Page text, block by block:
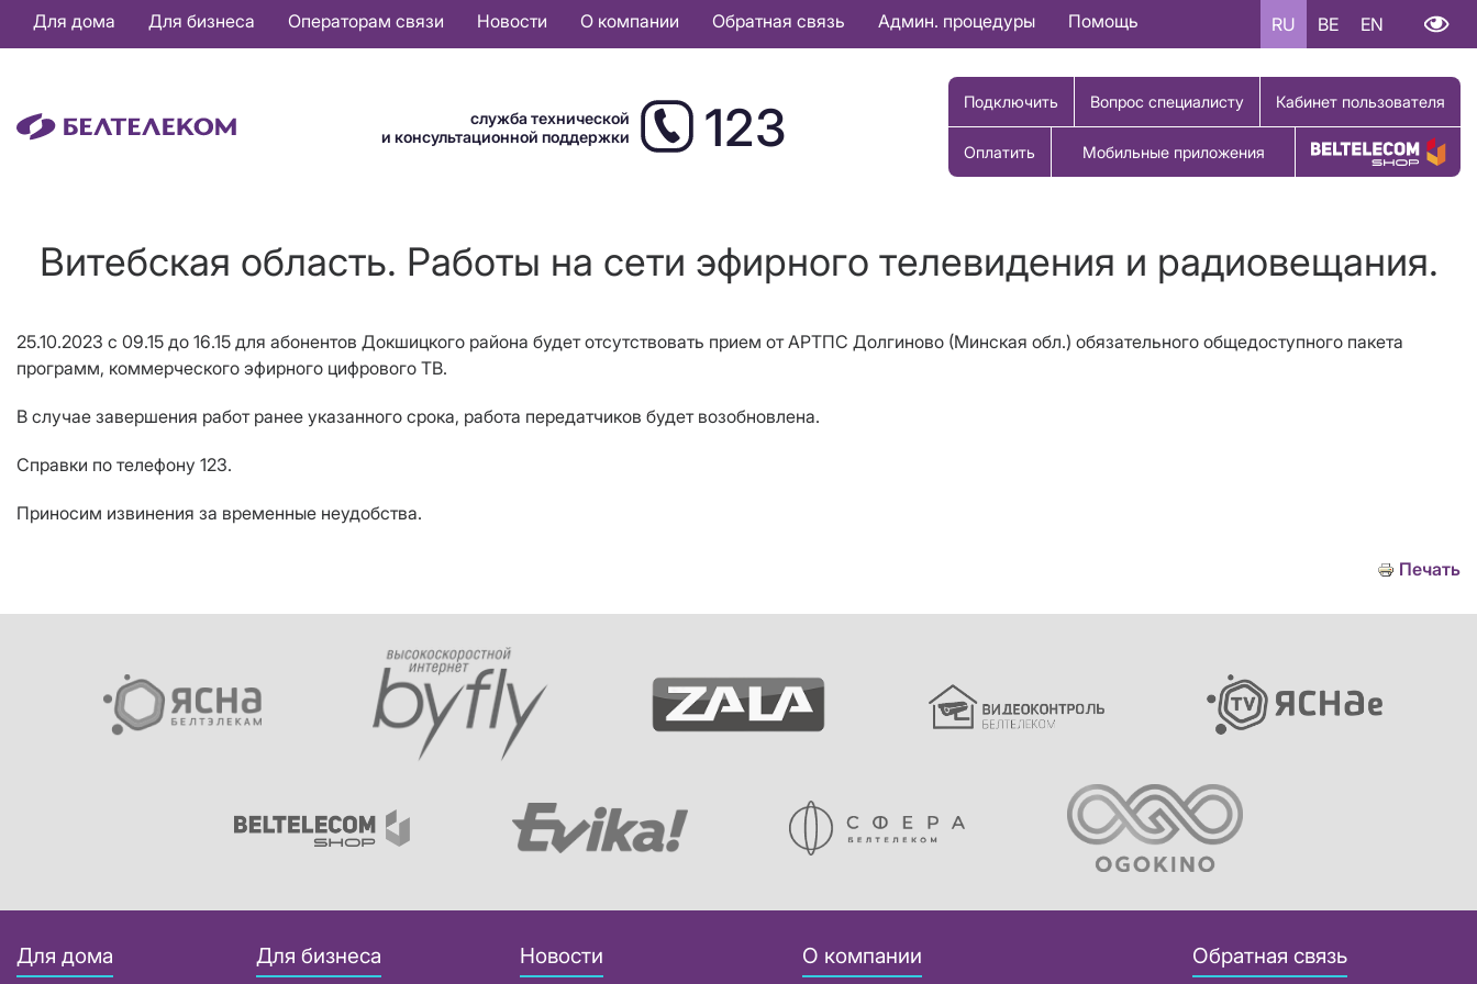
Основная
навигация
Для дома Для бизнеса Операторам связи Новости О компании Обратная связь Админ. процедуры Помощь RU BE EN
служба технической
и консультационной поддержки
123 Подключить Вопрос специалисту Кабинет пользователя
Оплатить Мобильные приложения Купить товар
Витебская область. Работы на сети эфирного телевидения и радиовещания.
25.10.2023 c 09.15 до 16.15 для абонентов Докшицкого района будет отсутствовать прием от АРТПС Долгиново (Минская обл.) обязательного общедоступного пакета
программ, коммерческого эфирного цифрового ТВ.
В случае завершения работ ранее указанного срока, работа передатчиков будет возобновлена.
Справки по телефону 123.
Приносим извинения за временные неудобства.
Печать
Для дома Для бизнеса Новости О компании Обратная связь